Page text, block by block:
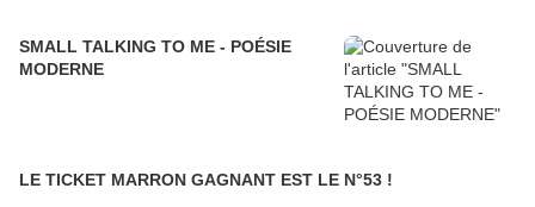
SMALL TALKING TO ME - POÉSIE
MODERNE
LE TICKET MARRON GAGNANT EST LE N°53 !